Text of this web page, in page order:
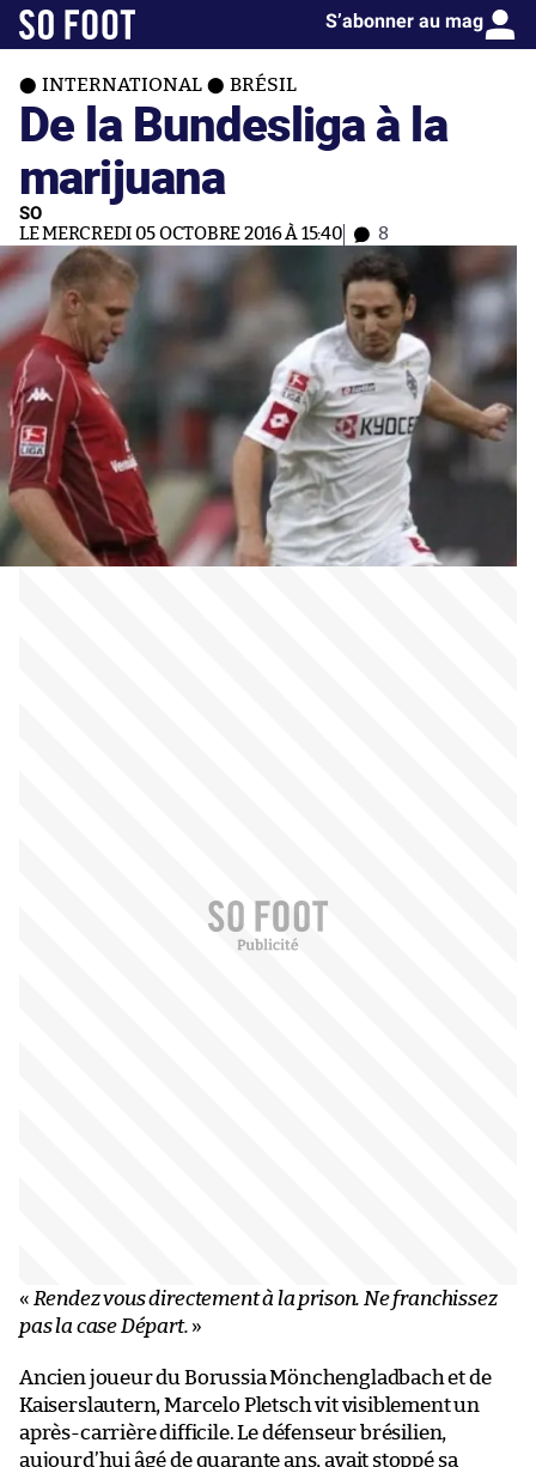
S’abonner au mag
INTERNATIONAL BRÉSIL
De la Bundesliga à la
marijuana
SO
LE MERCREDI 05 OCTOBRE 2016 À 15:40 8
« Rendez vous directement à la prison. Ne franchissez
pas la case Départ. »
Ancien joueur du Borussia Mönchengladbach et de
Kaiserslautern, Marcelo Pletsch vit visiblement un
après-carrière difficile. Le défenseur brésilien,
aujourd’hui âgé de quarante ans, avait stoppé sa